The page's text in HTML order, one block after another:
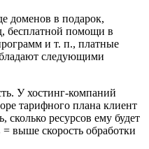
доменов в подарок,
бесплатной помощи в
и т. п., платные
следующими
У хостинг-компаний
тарифного плана клиент
сколько ресурсов ему будет
выше скорость обработки